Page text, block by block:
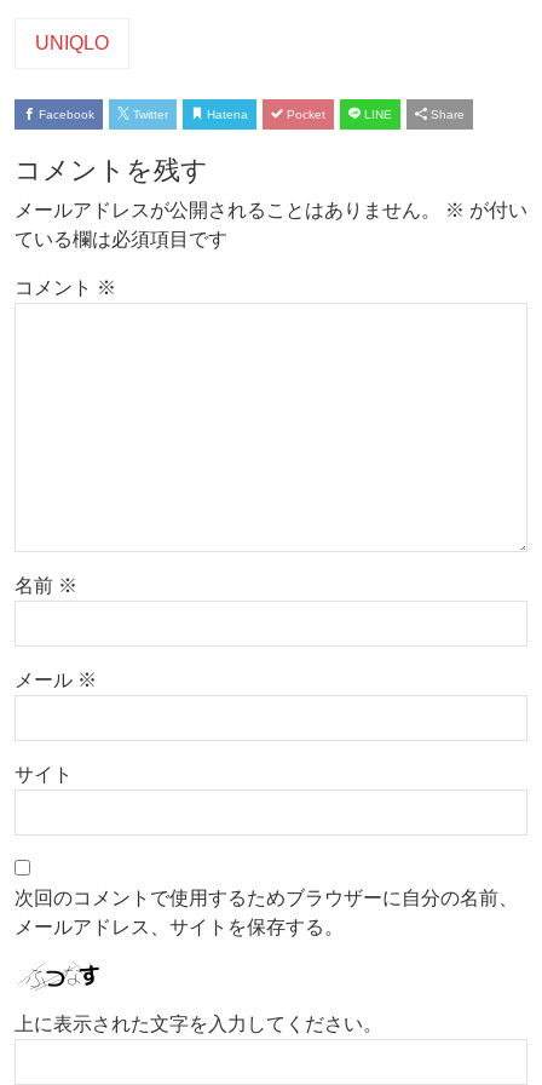
UNIQLO
Facebook Twitter Hatena Pocket LINE Share
コメントを残す
メールアドレスが公開されることはありません。 ※ が付い
ている欄は必須項目です
コメント ※
名前 ※
メール ※
サイト
次回のコメントで使用するためブラウザーに自分の名前、
メールアドレス、サイトを保存する。
上に表示された文字を入力してください。